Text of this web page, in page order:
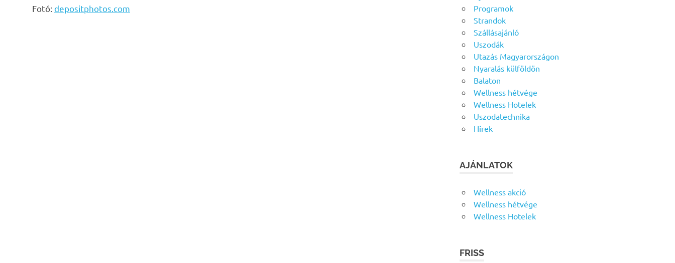
Fotó: depositphotos.com
Programok
Strandok
Szállásajánló
Uszodák
Utazás Magyarországon
Nyaralás külföldön
Balaton
Wellness hétvége
Wellness Hotelek
Uszodatechnika
Hírek
AJÁNLATOK
Wellness akció
Wellness hétvége
Wellness Hotelek
FRISS